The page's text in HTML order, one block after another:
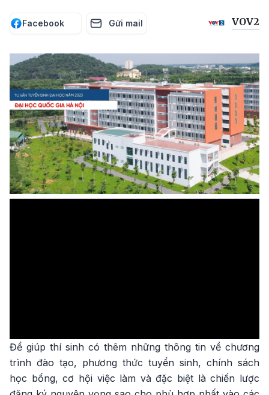
Facebook Gửi mail VOV2
Để giúp thí sinh có thêm những thông tin về chương
trình đào tạo, phương thức tuyển sinh, chính sách
học bổng, cơ hội việc làm và đặc biệt là chiến lược